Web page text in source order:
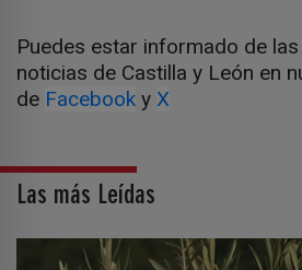
Puedes estar informado de
noticias de Castilla y León en
de Facebook y X
Las más Leídas